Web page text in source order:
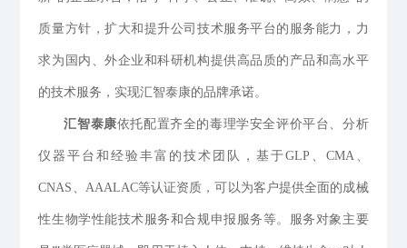
质量方针，扩大和提升公司技术服务平台的服务能力，力
求为国内、外企业和科研机构提供高品质的产品和高水平
的技术服务，实现汇智泰康的品牌承诺。
汇智泰康依托配置齐全的毒理学安全评价平台、分析
仪器平台和经验丰富的技术团队，基于GLP、CMA、
CNAS、AAALAC等认证资质，可以为客户提供全面的成械
性生物学性能技术服务和合规申报服务等。服务对象主要